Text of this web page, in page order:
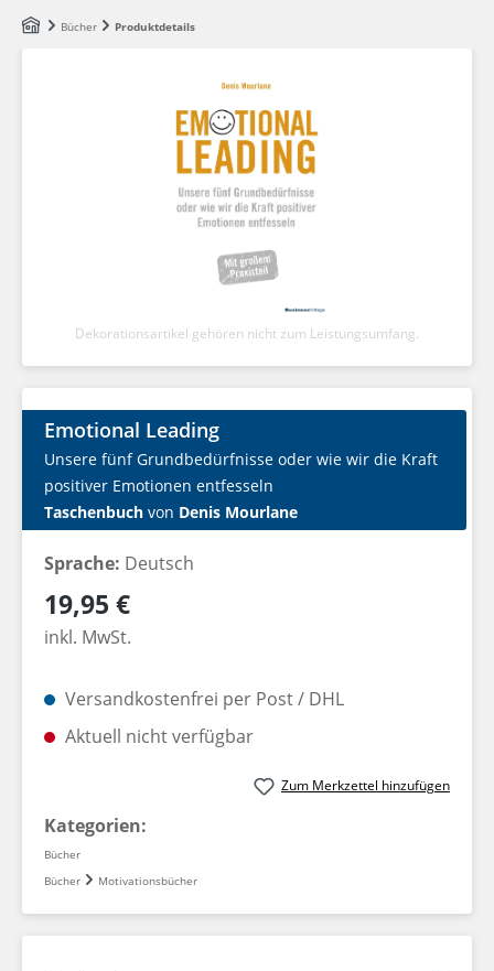
Zum Hauptinhalt springen
Bücher Produktdetails
Dekorationsartikel gehören nicht zum Leistungsumfang.
Emotional Leading
Unsere fünf Grundbedürfnisse oder wie wir die Kraft
positiver Emotionen entfesseln
Taschenbuch von Denis Mourlane
Sprache: Deutsch
Regulärer Preis:
19,95 €
inkl. MwSt.
Versandkostenfrei per Post / DHL
Aktuell nicht verfügbar
Zum Merkzettel hinzufügen
Kategorien:
Bücher
Bücher
Motivationsbücher